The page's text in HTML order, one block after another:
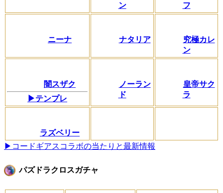
ン
フ
ニーナ ナタリア
究極カレ
ン
闇スザク
▶テンプレ
ノーラン
ド
皇帝サク
ラ
ラズベリー
▶コードギアスコラボの当たりと最新情報
パズドラクロスガチャ